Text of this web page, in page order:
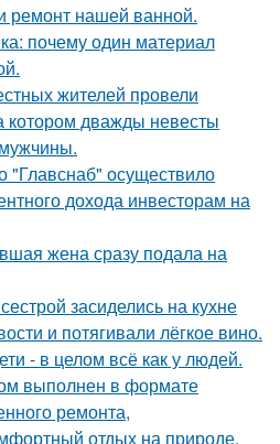
ремонт нашей ванной.
почему один материал
жителей провели
котором дважды невесты
"Главснаб" осуществило
дохода инвесторам на
жена сразу подала на
засиделись на кухне
и потягивали лёгкое вино.
- в целом всё как у людей.
выполнен в формате
ремонта,
отдых на природе.